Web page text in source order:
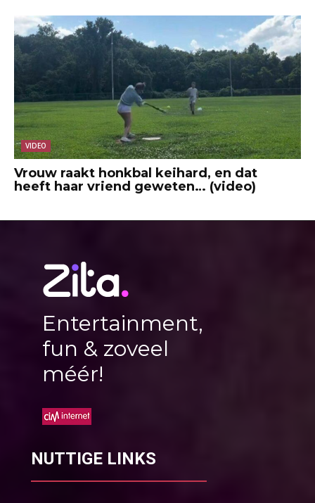
VIDEO
Vrouw raakt honkbal keihard, en dat
heeft haar vriend geweten… (video)
Entertainment,
fun & zoveel
méér!
NUTTIGE LINKS